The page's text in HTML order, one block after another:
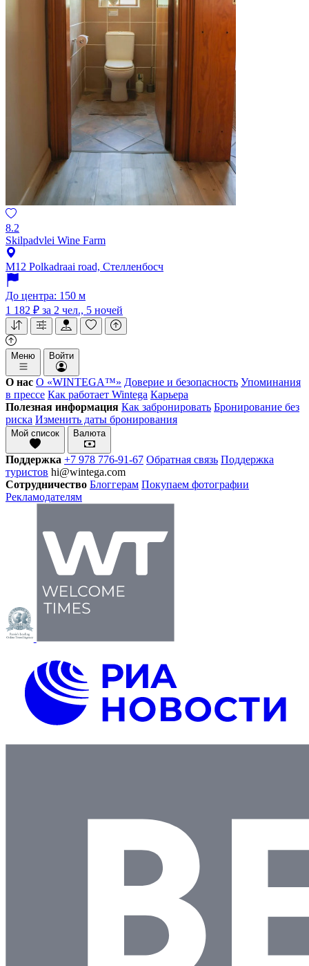
8.2
Skilpadvlei Wine Farm
M12 Polkadraai road, Стелленбосч
До центра: 150 м
1 182 ₽ за 2 чел., 5 ночей
Меню Войти
О нас О «WINTEGA™» Доверие и безопасность Упоминания
в прессе Как работает Wintega Карьера
Полезная информация Как забронировать Бронирование без
риска Изменить даты бронирования
Мой список Валюта
Поддержка +7 978 776-91-67 Обратная связь Поддержка
туристов hi@wintega.com
Сотрудничество Блоггерам Покупаем фотографии
Рекламодателям